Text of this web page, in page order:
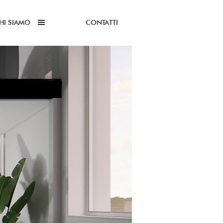
SIAMO CONTATTI